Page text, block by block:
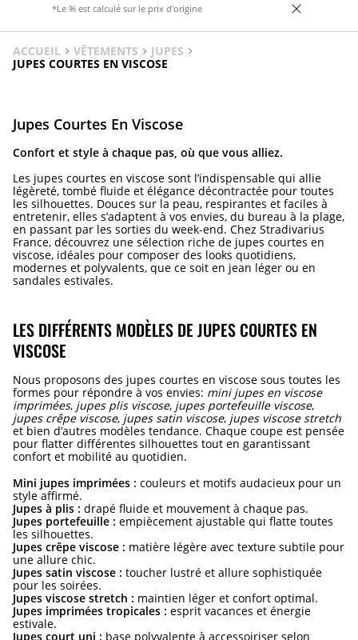
*Le % est calculé sur le prix d'origine
ACCUEIL VÊTEMENTS
JUPES
JUPES COURTES EN VISCOSE
Jupes Courtes En Viscose
Confort et style à chaque pas, où que vous alliez.
Les jupes courtes en viscose sont l’indispensable qui allie
légèreté, tombé fluide et élégance décontractée pour toutes
les silhouettes. Douces sur la peau, respirantes et faciles à
entretenir, elles s’adaptent à vos envies, du bureau à la plage,
en passant par les sorties du week-end. Chez Stradivarius
France, découvrez une sélection riche de jupes courtes en
viscose, idéales pour composer des looks quotidiens,
modernes et polyvalents, que ce soit en jean léger ou en
sandales estivales.
LES DIFFÉRENTS MODÈLES DE JUPES COURTES EN
VISCOSE
Nous proposons des jupes courtes en viscose sous toutes les
formes pour répondre à vos envies: mini jupes en viscose
imprimées, jupes plis viscose, jupes portefeuille viscose,
jupes crêpe viscose, jupes satin viscose, jupes viscose stretch
et bien d’autres modèles tendance. Chaque coupe est pensée
pour flatter différentes silhouettes tout en garantissant
confort et mobilité au quotidien.
Mini jupes imprimées : couleurs et motifs audacieux pour un
style affirmé.
Jupes à plis : drapé fluide et mouvement à chaque pas.
Jupes portefeuille : empiècement ajustable qui flatte toutes
les silhouettes.
Jupes crêpe viscose : matière légère avec texture subtile pour
une allure chic.
Jupes satin viscose : toucher lustré et allure sophistiquée
pour les soirées.
Jupes viscose stretch : maintien léger et confort optimal.
Jupes imprimées tropicales : esprit vacances et énergie
estivale.
Jupes court uni : base polyvalente à accessoiriser selon